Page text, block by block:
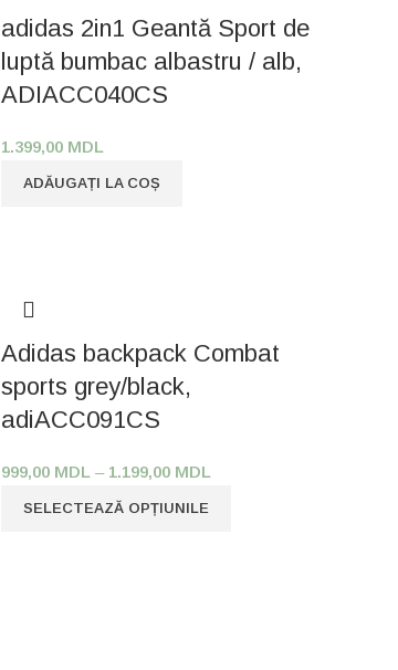
adidas 2in1 Geantă Sport de
luptă bumbac albastru / alb,
ADIACC040CS
1.399,00 MDL
ADĂUGAȚI LA COȘ
Adidas backpack Combat
sports grey/black,
adiACC091CS
999,00 MDL – 1.199,00 MDL
SELECTEAZĂ OPȚIUNILE